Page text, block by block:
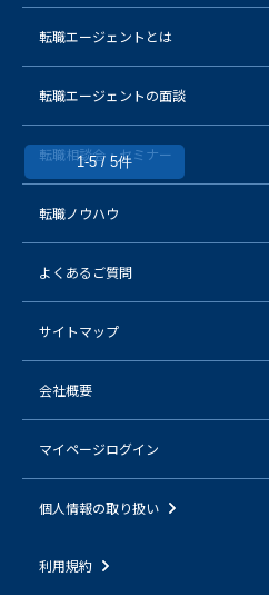
1-5 / 5件
転職エージェントとは
転職エージェントの面談
転職相談会・セミナー
転職ノウハウ
よくあるご質問
サイトマップ
会社概要
マイページログイン
個人情報の取り扱い
利用規約